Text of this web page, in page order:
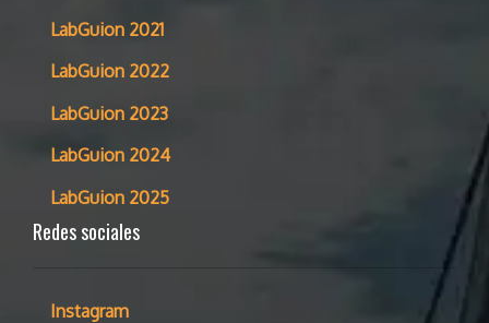
LabGuion 2021
LabGuion 2022
LabGuion 2023
LabGuion 2024
LabGuion 2025
Redes sociales
Instagram